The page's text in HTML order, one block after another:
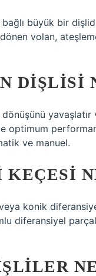
büyük bir
volan,
DIŞLISI
yavaşlatır
optimum
ve manuel.
KEÇESI
konik
diferansiyel